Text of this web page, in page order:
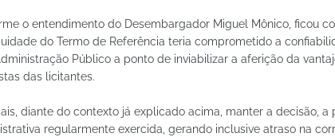
o entendimento do Desembargador Miguel Mônico, ficou
do Termo de Referência teria comprometido a
Público a ponto de inviabilizar a aferição da
das licitantes.
diante do contexto já explicado acima, manter a decisão,
regularmente exercida, gerando inclusive atraso na